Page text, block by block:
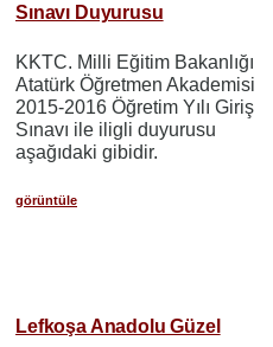
Sınavı Duyurusu
KKTC. Milli Eğitim Bakanlığı
Atatürk Öğretmen Akademisi
2015-2016 Öğretim Yılı Giriş
Sınavı ile iligli duyurusu
aşağıdaki gibidir.
görüntüle
Lefkoşa Anadolu Güzel